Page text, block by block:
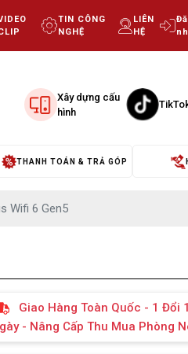
TIN CÔNG
NGHỆ
LIÊN
HỆ
Xây dựng cấu
hình
THANH TOÁN & TRẢ GÓP
Wifi 6 Gen5
Giao Hàng Toàn Quốc - 1 Đổi
- Nâng Cấp Thu Mua Phòng